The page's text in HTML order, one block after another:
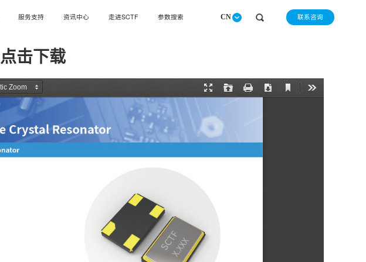
CN 联系咨询
服务支持 资讯中心 走进SCTF 参数搜索
点击下载